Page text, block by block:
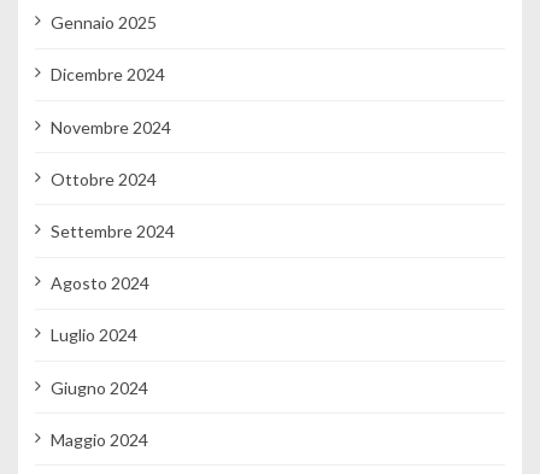
Gennaio 2025
Dicembre 2024
Novembre 2024
Ottobre 2024
Settembre 2024
Agosto 2024
Luglio 2024
Giugno 2024
Maggio 2024